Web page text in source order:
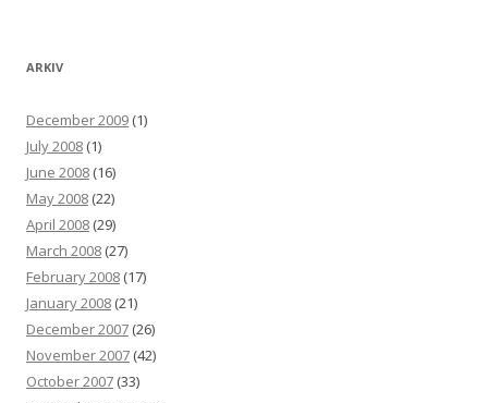
ARKIV
December 2009 (1)
July 2008 (1)
June 2008 (16)
May 2008 (22)
April 2008 (29)
March 2008 (27)
February 2008 (17)
January 2008 (21)
December 2007 (26)
November 2007 (42)
October 2007 (33)